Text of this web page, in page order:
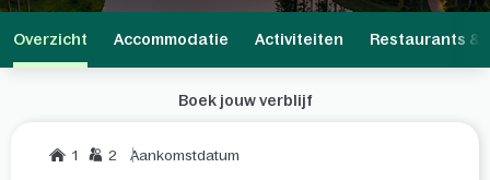
Overzicht Accommodatie Activiteiten Restaurants &
Boek jouw verblijf
1 2 Aankomstdatum